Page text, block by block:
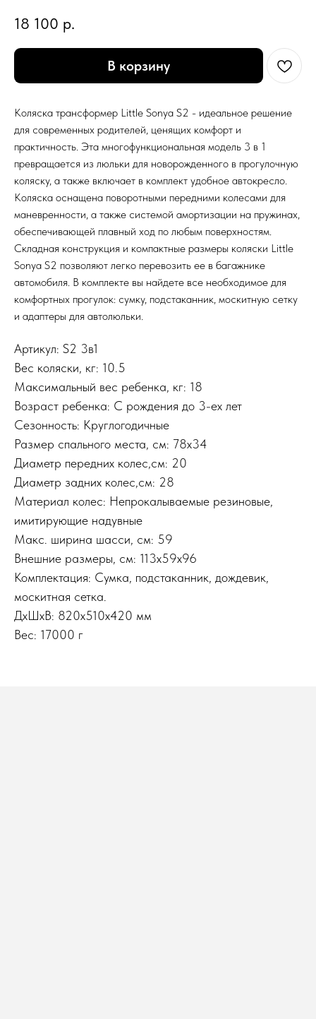
18 100 р.
В корзину
Коляска трансформер Little Sonya S2 - идеальное решение
для современных родителей, ценящих комфорт и
практичность. Эта многофункциональная модель 3 в 1
превращается из люльки для новорожденного в прогулочную
коляску, а также включает в комплект удобное автокресло.
Коляска оснащена поворотными передними колесами для
маневренности, а также системой амортизации на пружинах,
обеспечивающей плавный ход по любым поверхностям.
Складная конструкция и компактные размеры коляски Little
Sonya S2 позволяют легко перевозить ее в багажнике
автомобиля. В комплекте вы найдете все необходимое для
комфортных прогулок: сумку, подстаканник, москитную сетку
и адаптеры для автолюльки.
Артикул: S2 3в1
Вес коляски, кг: 10.5
Максимальный вес ребенка, кг: 18
Возраст ребенка: С рождения до 3-ех лет
Сезонность: Круглогодичные
Размер спального места, см: 78х34
Диаметр передних колес,см: 20
Диаметр задних колес,см: 28
Материал колес: Непрокалываемые резиновые,
имитирующие надувные
Макс. ширина шасси, см: 59
Внешние размеры, см: 113x59x96
Комплектация: Сумка, подстаканник, дождевик,
москитная сетка.
ДxШxВ: 820x510x420 мм
Вес: 17000 г